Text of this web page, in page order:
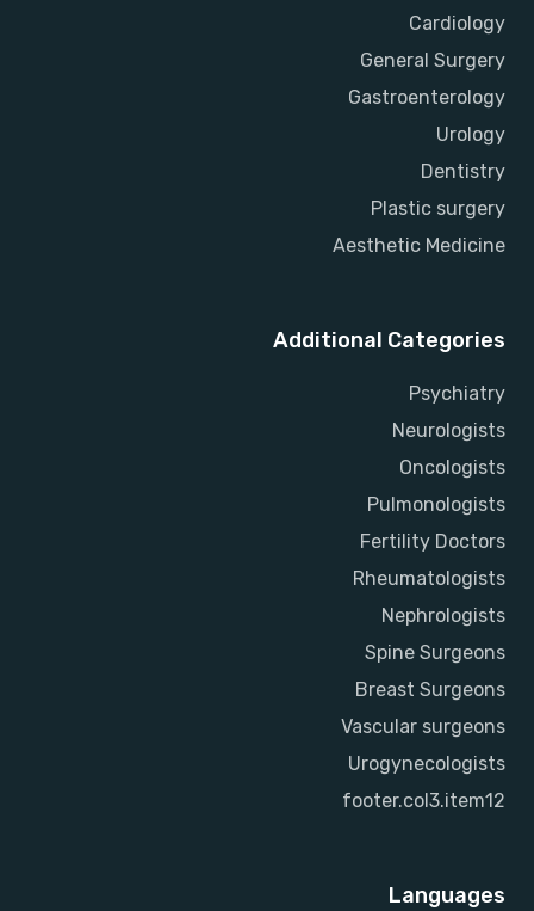
Cardiology
General Surgery
Gastroenterology
Urology
Dentistry
Plastic surgery
Aesthetic Medicine
Additional Categories
Psychiatry
Neurologists
Oncologists
Pulmonologists
Fertility Doctors
Rheumatologists
Nephrologists
Spine Surgeons
Breast Surgeons
Vascular surgeons
Urogynecologists
footer.col3.item12
Languages